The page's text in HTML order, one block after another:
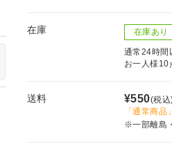
在庫 在庫あり
通常24時間
お一人様10
送料 ¥550(税込
「通常商
※一部離島